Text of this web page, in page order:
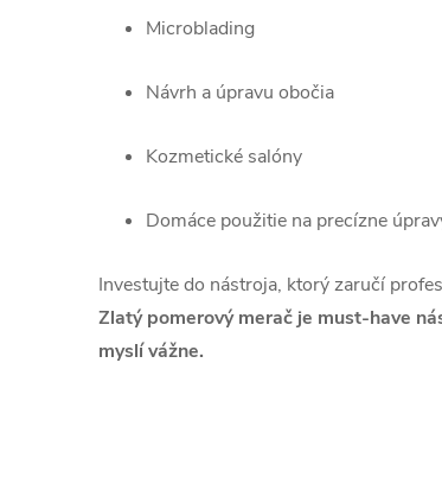
Microblading
Návrh a úpravu obočia
Kozmetické salóny
Domáce použitie na precízne
Investujte do nástroja, ktorý zaručí
Zlatý pomerový merač je must-have
myslí vážne.